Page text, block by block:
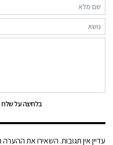
בלחיצה על
עדיין אין תגובות. השאירו את